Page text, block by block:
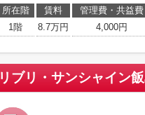
所在階 賃料 管理費・共益費
1階
8.7万円 4,000円
リブリ・サンシャイン